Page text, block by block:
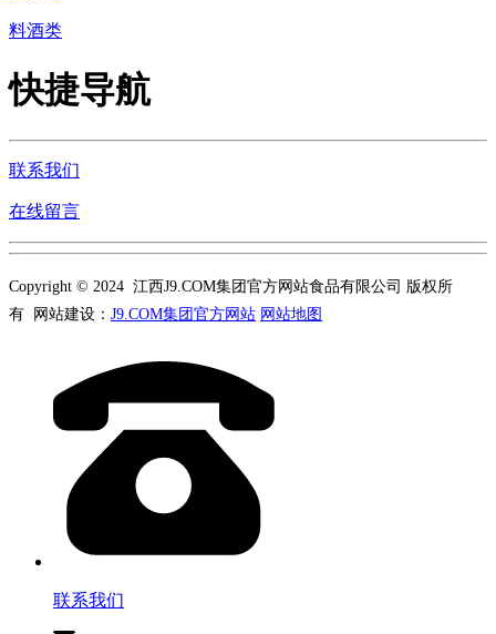
料酒类
快捷导航
联系我们
在线留言
Copyright © 2024 江西J9.COM集团官方网站食品有限公司 版权所
有 网站建设： J9.COM集团官方网站 网站地图
联系我们